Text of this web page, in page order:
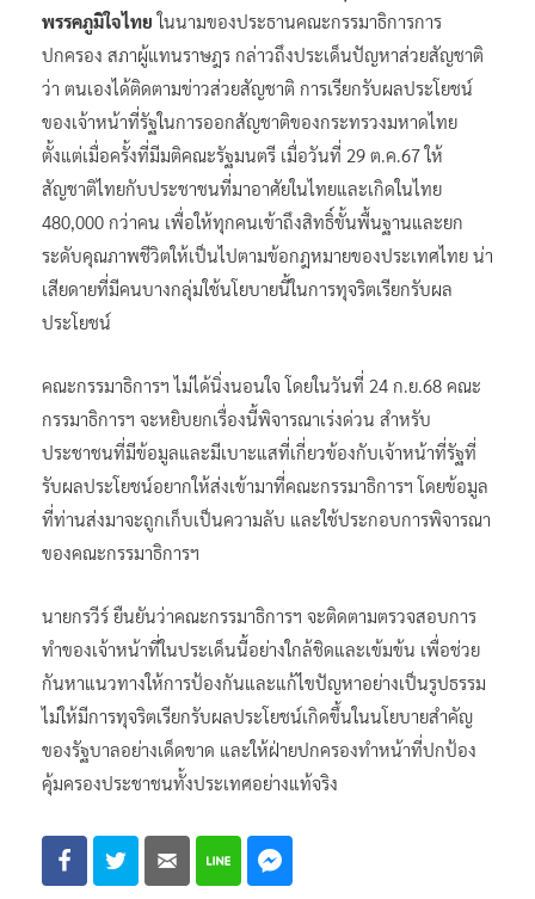
พรรคภูมิใจไทย ในนามของประธานคณะกรรมาธิการการ
ปกครอง สภาผู้แทนราษฎร กล่าวถึงประเด็นปัญหาส่วยสัญชาติ
ว่า ตนเองได้ติดตามข่าวส่วยสัญชาติ การเรียกรับผลประโยชน์
ของเจ้าหน้าที่รัฐในการออกสัญชาติของกระทรวงมหาดไทย
ตั้งแต่เมื่อครั้งที่มีมติคณะรัฐมนตรี เมื่อวันที่ 29 ต.ค.67 ให้
สัญชาติไทยกับประชาชนที่มาอาศัยในไทยและเกิดในไทย
480,000 กว่าคน เพื่อให้ทุกคนเข้าถึงสิทธิ์ขั้นพื้นฐานและยก
ระดับคุณภาพชีวิตให้เป็นไปตามข้อกฎหมายของประเทศไทย น่า
เสียดายที่มีคนบางกลุ่มใช้นโยบายนี้ในการทุจริตเรียกรับผล
ประโยชน์
คณะกรรมาธิการฯ ไม่ได้นิ่งนอนใจ โดยในวันที่ 24 ก.ย.68 คณะ
กรรมาธิการฯ จะหยิบยกเรื่องนี้พิจารณาเร่งด่วน สำหรับ
ประชาชนที่มีข้อมูลและมีเบาะแสที่เกี่ยวข้องกับเจ้าหน้าที่รัฐที่
รับผลประโยชน์อยากให้ส่งเข้ามาที่คณะกรรมาธิการฯ โดยข้อมูล
ที่ท่านส่งมาจะถูกเก็บเป็นความลับ และใช้ประกอบการพิจารณา
ของคณะกรรมาธิการฯ
นายกรวีร์ ยืนยันว่าคณะกรรมาธิการฯ จะติดตามตรวจสอบการ
ทำของเจ้าหน้าที่ในประเด็นนี้อย่างใกล้ชิดและเข้มข้น เพื่อช่วย
กันหาแนวทางให้การป้องกันและแก้ไขปัญหาอย่างเป็นรูปธรรม
ไม่ให้มีการทุจริตเรียกรับผลประโยชน์เกิดขึ้นในนโยบายสำคัญ
ของรัฐบาลอย่างเด็ดขาด และให้ฝ่ายปกครองทำหน้าที่ปกป้อง
คุ้มครองประชาชนทั้งประเทศอย่างแท้จริง